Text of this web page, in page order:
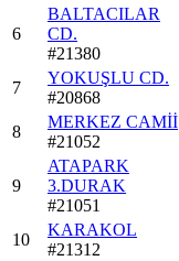
6
BALTACILAR
CD.
#21380
7
YOKUŞLU CD.
#20868
8
MERKEZ CAMİİ
#21052
9
ATAPARK
3.DURAK
#21051
10
KARAKOL
#21312